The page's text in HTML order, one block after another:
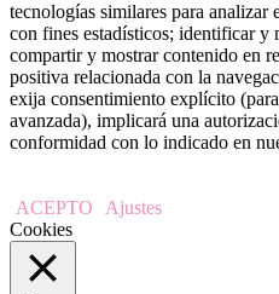
tecnologías similares para
con fines estadísticos; identificar y
compartir y mostrar contenido en
positiva relacionada con la
exija consentimiento explícito
avanzada), implicará una
conformidad con lo indicado en
ACEPTO
Ajustes
Cookies